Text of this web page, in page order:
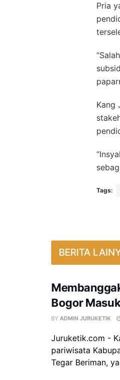
Pria
Kang
Tags:
BERITA
Bogor
BY ADMIN JURUKETIK
Juruketik.com -
pariwisata
Tegar Beriman,